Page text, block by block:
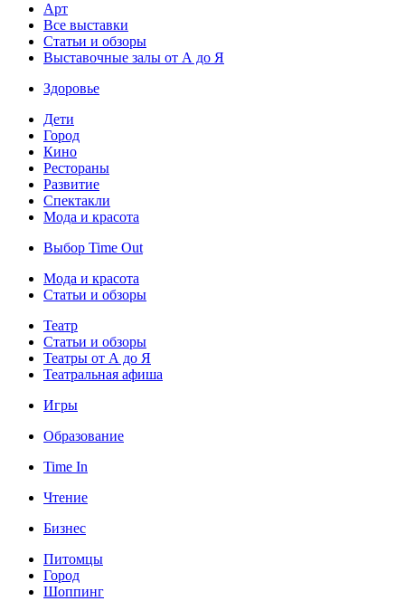
Арт
Все выставки
Статьи и обзоры
Выставочные залы от А до Я
Здоровье
Дети
Город
Кино
Рестораны
Развитие
Спектакли
Мода и красота
Выбор Time Out
Мода и красота
Статьи и обзоры
Театр
Статьи и обзоры
Театры от А до Я
Театральная афиша
Игры
Образование
Time In
Чтение
Бизнес
Питомцы
Город
Шоппинг